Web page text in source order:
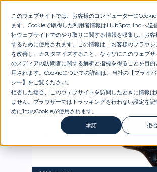
このウェブサイトでは、お客様のコンピューターに
ます。Cookieで取得した利用者情報はHubSpot, Inc.へ送
社ウェブサイトでのやり取りに関する情報を収集し、お客
するために使用されます。この情報は、お客様のブラウジ
を改善し、カスタマイズすること、ならびにこのウェブ
のメディアの訪問者に関する解析と指標を得ることを目的
用されます。Cookieについての詳細は、当社の【プライ
シー】 をご覧ください。
拒否した場合、このウェブサイトを訪問したときに情報は
ません。ブラウザーではトラッキングを行わない設定を記
めに1つのCookieが使用されます。
承諾
拒
DX銘柄で企業価値を高める-弊
の成功事例に学ぶ実践プロセス